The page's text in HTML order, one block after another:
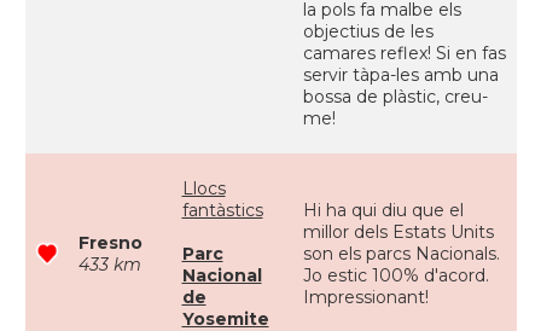
la pols fa malbe els
objectius de les
camares reflex! Si en fas
servir tàpa-les amb una
bossa de plàstic, creu-
me!
Fresno
433 km
Llocs
fantàstics
Parc
Nacional
de
Yosemite
Hi ha qui diu que el
millor dels Estats Units
son els parcs Nacionals.
Jo estic 100% d'acord.
Impressionant!